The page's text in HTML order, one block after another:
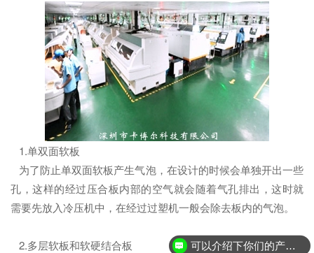
1.单双面软板
为了防止单双面软板产生气泡，在设计的时候会单独开出一些
孔，这样的经过压合板内部的空气就会随着气孔排出，这时就
需要先放入冷压机中，在经过过塑机一般会除去板内的气泡。
2.多层软板和软硬结合板
可以介绍下你们的产品么？